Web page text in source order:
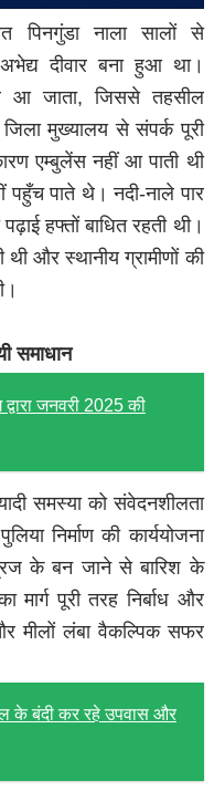
पिनगुंडा नाला सालों से
दीवार बना हुआ था।
आ जाता, जिससे तहसील
मुख्यालय से संपर्क पूरी
एम्बुलेंस नहीं आ पाती थी
पाते थे। नदी-नाले पार
हफ्तों बाधित रहती थी।
और स्थानीय ग्रामीणों की
समाधान
जनवरी 2025 की
समस्या को संवेदनशीलता
निर्माण की कार्ययोजना
के बन जाने से बारिश के
पूरी तरह निर्बाध और
मीलों लंबा वैकल्पिक सफर
के बंदी कर रहे उपवास और